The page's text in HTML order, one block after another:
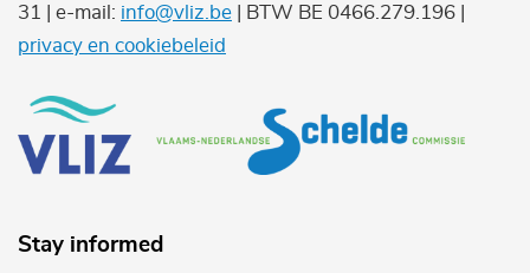
31 | e-mail: info@vliz.be | BTW BE 0466.279.196 |
privacy en cookiebeleid
Stay informed